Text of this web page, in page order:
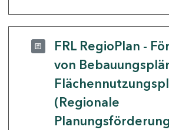
FRL RegioPlan -
von
(Regionale